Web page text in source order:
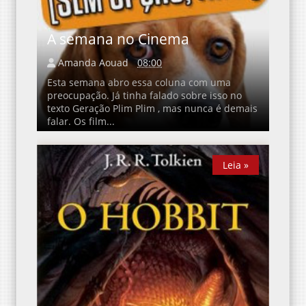
A semana no Cinema
Amanda Aouad
08:00
Esta semana abro essa coluna com uma
preocupação. Já tinha falado sobre isso no
texto Geração Plim Plim , mas nunca é demais
falar. Os film...
Leia »
Leia »